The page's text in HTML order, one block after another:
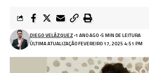
ÚLTIMA ATUALIZAÇÃO FEVEREIRO 17, 2025 4:51 PM
DIEGO VELÁZQUEZ 1 ANO AGO 5 MIN DE LEITURA